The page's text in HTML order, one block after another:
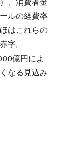
ルの経費率
はこれらの
字。
億円によ
なる見込み